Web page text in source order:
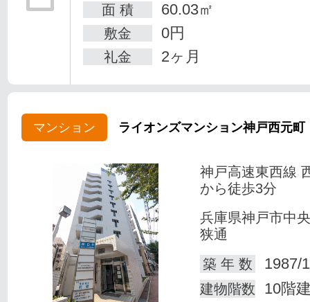
面 積 60.03㎡
敷金 0円
礼金 2ヶ月
マンション ライオンズマンション神戸西元町
神戸高速東西線
から徒歩3分
兵庫県神戸市中
狭通
築 年 数
1987/
建物階数 10階